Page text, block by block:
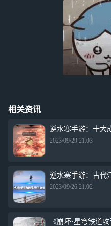
相关资讯
逆水寒手游：十大
2023/09/29 21:03
逆水寒手游：古代
2023/09/26 21:02
《崩坏·星穹铁道